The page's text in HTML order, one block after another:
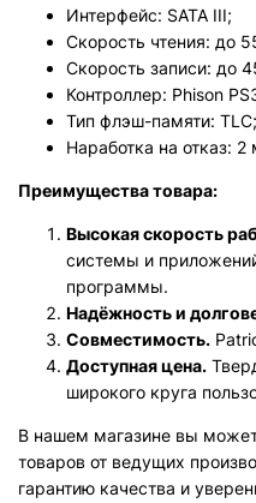
Интерфейс: SATA III;
Скорость чтения: до
Скорость записи: до
Контроллер: Phison
Тип флэш-памяти: TLC;
Наработка на отказ: 2
Преимущества товара:
Высокая скорость
системы и
программы.
Надёжность и
Совместимость.
Доступная цена.
широкого круга
В нашем магазине вы
товаров от ведущих
гарантию качества и